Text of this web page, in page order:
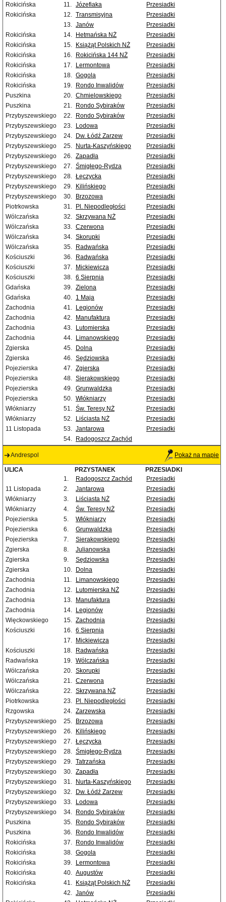
Rokicińska
11. Józefiaka
Przesiadki
Rokicińska
12. Transmisyjna
Przesiadki
13. Janów
Przesiadki
Rokicińska
14. Hetmańska NŻ
Przesiadki
Rokicińska
15. Książąt Polskich NŻ
Przesiadki
Rokicińska
16. Rokicińska 144 NŻ
Przesiadki
Rokicińska
17. Lermontowa
Przesiadki
Rokicińska
18. Gogola
Przesiadki
Rokicińska
19. Rondo Inwalidów
Przesiadki
Puszkina
20. Chmielowskiego
Przesiadki
Puszkina
21. Rondo Sybiraków
Przesiadki
Przybyszewskiego
22. Rondo Sybiraków
Przesiadki
Przybyszewskiego
23. Lodowa
Przesiadki
Przybyszewskiego
24. Dw. Łódź Zarzew
Przesiadki
Przybyszewskiego
25. Nurta-Kaszyńskiego
Przesiadki
Przybyszewskiego
26. Zapadła
Przesiadki
Przybyszewskiego
27. Śmigłego-Rydza
Przesiadki
Przybyszewskiego
28. Łęczycka
Przesiadki
Przybyszewskiego
29. Kilińskiego
Przesiadki
Przybyszewskiego
30. Brzozowa
Przesiadki
Piotrkowska
31. Pl. Niepodległości
Przesiadki
Wólczańska
32. Skrzywana NŻ
Przesiadki
Wólczańska
33. Czerwona
Przesiadki
Wólczańska
34. Skorupki
Przesiadki
Wólczańska
35. Radwańska
Przesiadki
Kościuszki
36. Radwańska
Przesiadki
Kościuszki
37. Mickiewicza
Przesiadki
Kościuszki
38. 6 Sierpnia
Przesiadki
Gdańska
39. Zielona
Przesiadki
Gdańska
40. 1 Maja
Przesiadki
Zachodnia
41. Legionów
Przesiadki
Zachodnia
42. Manufaktura
Przesiadki
Zachodnia
43. Lutomierska
Przesiadki
Zachodnia
44. Limanowskiego
Przesiadki
Zgierska
45. Dolna
Przesiadki
Zgierska
46. Sędziowska
Przesiadki
Pojezierska
47. Zgierska
Przesiadki
Pojezierska
48. Sierakowskiego
Przesiadki
Pojezierska
49. Grunwaldzka
Przesiadki
Pojezierska
50. Włókniarzy
Przesiadki
Włókniarzy
51. Św. Teresy NŻ
Przesiadki
Włókniarzy
52. Liściasta NŻ
Przesiadki
11 Listopada
53. Jantarowa
Przesiadki
54.
Radogoszcz Zachód
Andrespol Pokaż na mapie
ULICA PRZYSTANEK
PRZESIADKI
1.
Radogoszcz Zachód
Przesiadki
11 Listopada
2. Jantarowa
Przesiadki
Włókniarzy
3. Liściasta NŻ
Przesiadki
Włókniarzy
4. Św. Teresy NŻ
Przesiadki
Pojezierska
5. Włókniarzy
Przesiadki
Pojezierska
6. Grunwaldzka
Przesiadki
Pojezierska
7. Sierakowskiego
Przesiadki
Zgierska
8. Julianowska
Przesiadki
Zgierska
9. Sędziowska
Przesiadki
Zgierska
10. Dolna
Przesiadki
Zachodnia
11. Limanowskiego
Przesiadki
Zachodnia
12. Lutomierska NŻ
Przesiadki
Zachodnia
13. Manufaktura
Przesiadki
Zachodnia
14. Legionów
Przesiadki
Więckowskiego
15. Zachodnia
Przesiadki
Kościuszki
16. 6 Sierpnia
Przesiadki
17.
Mickiewicza
Przesiadki
Kościuszki
18. Radwańska
Przesiadki
Radwańska
19. Wólczańska
Przesiadki
Wólczańska
20. Skorupki
Przesiadki
Wólczańska
21. Czerwona
Przesiadki
Wólczańska
22. Skrzywana NŻ
Przesiadki
Piotrkowska
23. Pl. Niepodległości
Przesiadki
Rzgowska
24. Zarzewska
Przesiadki
Przybyszewskiego
25. Brzozowa
Przesiadki
Przybyszewskiego
26. Kilińskiego
Przesiadki
Przybyszewskiego
27. Łęczycka
Przesiadki
Przybyszewskiego
28. Śmigłego-Rydza
Przesiadki
Przybyszewskiego
29. Tatrzańska
Przesiadki
Przybyszewskiego
30. Zapadła
Przesiadki
Przybyszewskiego
31. Nurta-Kaszyńskiego
Przesiadki
Przybyszewskiego
32. Dw. Łódź Zarzew
Przesiadki
Przybyszewskiego
33. Lodowa
Przesiadki
Przybyszewskiego
34. Rondo Sybiraków
Przesiadki
Puszkina
35. Rondo Sybiraków
Przesiadki
Puszkina
36. Rondo Inwalidów
Przesiadki
Rokicińska
37. Rondo Inwalidów
Przesiadki
Rokicińska
38. Gogola
Przesiadki
Rokicińska
39. Lermontowa
Przesiadki
Rokicińska
40. Augustów
Przesiadki
Rokicińska
41. Książąt Polskich NŻ
Przesiadki
42. Janów
Przesiadki